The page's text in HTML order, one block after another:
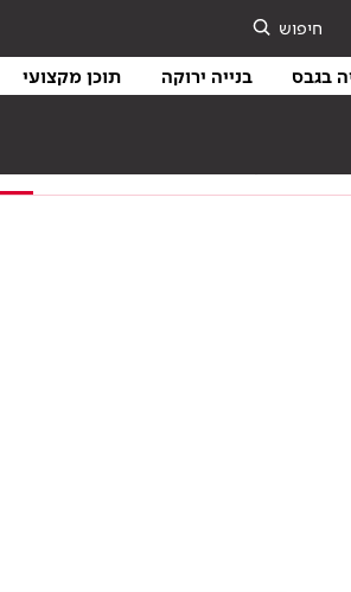
חיפוש
בגבס בנייה ירוקה תוכן מקצועי